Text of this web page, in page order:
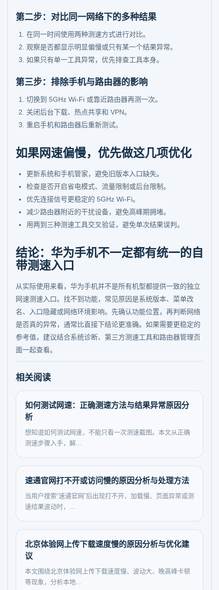
第二步：对比同一网络下的多种结果
在同一时间使用两种测速方式进行对比。
观察是否都显示明显偏慢或只有某一个结果异常。
如果只有单一工具异常，优先排查工具本身。
第三步：排除手机与路由器的影响
切换到 5GHz Wi-Fi 或靠近路由器再测一次。
关闭后台下载、热点共享和 VPN。
重启手机和路由器后重新测试。
如果网速偏慢，优先做这几项优化
更新系统和手机管家，避免旧版本入口缺失。
检查是否开启省电模式、流量限制或后台限制。
优先连接信号更稳定的 5GHz Wi-Fi。
减少路由器附近的干扰设备，避免高峰期拥堵。
用两到三种测速工具交叉验证，避免单次结果误判。
结论：华为手机不一定都有统一的自
带测速入口
从实际使用来看，华为手机并不是所有机型都提供一致的独立
网速测速入口。找不到功能，常见原因是系统版本、菜单改
名、入口隐藏或网络环境影响。先确认功能位置，再判断网络
是否真的异常，通常比直接下结论更准确。如果需要更稳定的
参考值，建议结合系统诊断、第三方测速工具和路由器管理页
面一起查看。
相关阅读
如何测试网速：正确测速方法与结果异常原因分
析
想知道如何测试网速，不能只看一次测速截图。本文从正确
测速步骤入手，解...
速通官网打不开或访问慢的原因分析与处理方法
当用户搜索“速通官网”后出现打不开、加载慢、页面异常或测
速结果波动时，...
北京体验网上传下载速度慢的原因分析与优化建
议
本文围绕北京体验网上传下载速度慢、波动大、晚高峰卡顿
等现象，分析本地...